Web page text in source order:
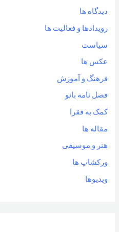
دیدگاه ها
رویدادها و فعالیت ها
سیاست
عکس ها
فرهنگ و آموزش
فصل نامه بانو
کمک به فقرا
مقاله ها
هنر و موسیقی
ورکشاپ ها
ویدیوها